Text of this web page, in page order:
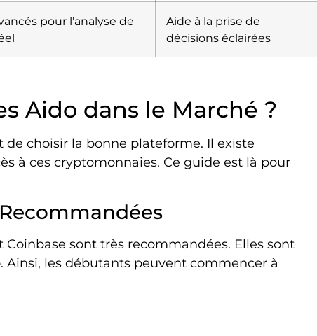
pour l’analyse de
Aide à la prise de
décisions éclairées
Aido dans le Marché ?
choisir la bonne plateforme. Il existe
à ces cryptomonnaies. Ce guide est là pour
sont très recommandées. Elles sont
Ainsi, les débutants peuvent commencer à